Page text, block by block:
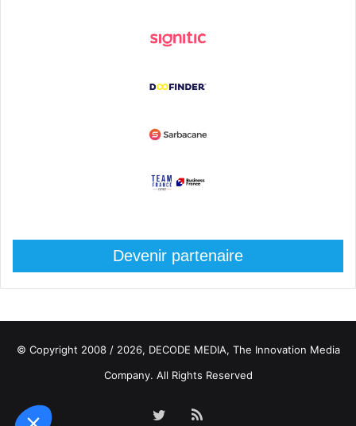
Devenir partenaire
© Copyright 2008 / 2026, DECODE MEDIA, The Innovation Media
Company. All Rights Reserved
TwitterRSS